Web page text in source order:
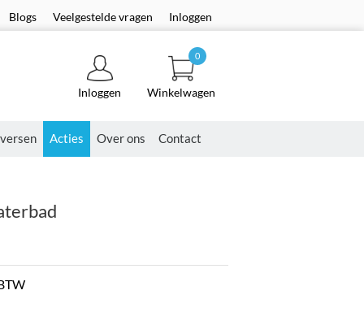
Blogs Veelgestelde vragen Inloggen
Inloggen Winkelwagen
0
Acties Over ons Contact